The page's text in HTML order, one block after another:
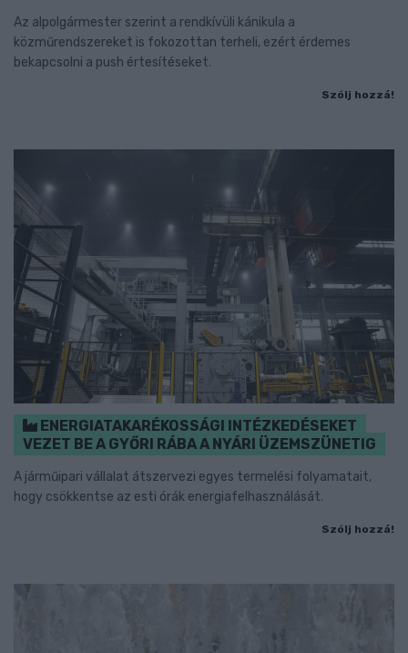
Az alpolgármester szerint a rendkívüli kánikula a
közműrendszereket is fokozottan terheli, ezért érdemes
bekapcsolni a push értesítéseket.
Szólj hozzá!
ENERGIATAKARÉKOSSÁGI INTÉZKEDÉSEKET
VEZET BE A GYŐRI RÁBA A NYÁRI ÜZEMSZÜNETIG
A járműipari vállalat átszervezi egyes termelési folyamatait,
hogy csökkentse az esti órák energiafelhasználását.
Szólj hozzá!